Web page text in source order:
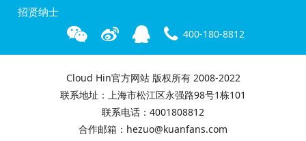
招贤纳士
400-180-8812
Cloud Hin官方网站 版权所有 2008-2022
联系地址：上海市松江区永强路98号1栋101
联系电话：4001808812
合作邮箱：hezuo@kuanfans.com